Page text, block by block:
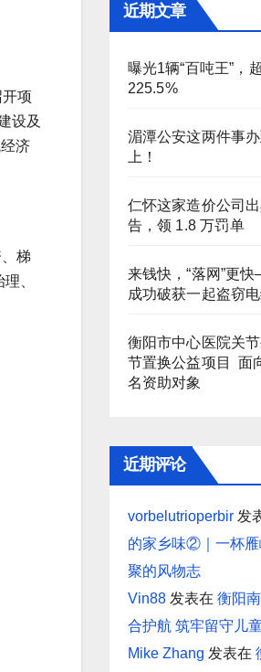
项
设及
济
梯
、
近期文章
曝光1辆“百吨王”，
225.5%
湄潭公安这两件事
上！
仁怀这家造价公司
告，领 1.8 万罚单
来钱快，“落网”更
成功破获一起盗窃
衡阳市中心医院关
节置换公益项目 面
名资助对象
近期评论
vorbelutrioperbir发
的家乡味②｜一杯雁
聚的风物志
Vin88发表在 衡阳
合护航 筑牢留守儿
Mike Zhang 发表在